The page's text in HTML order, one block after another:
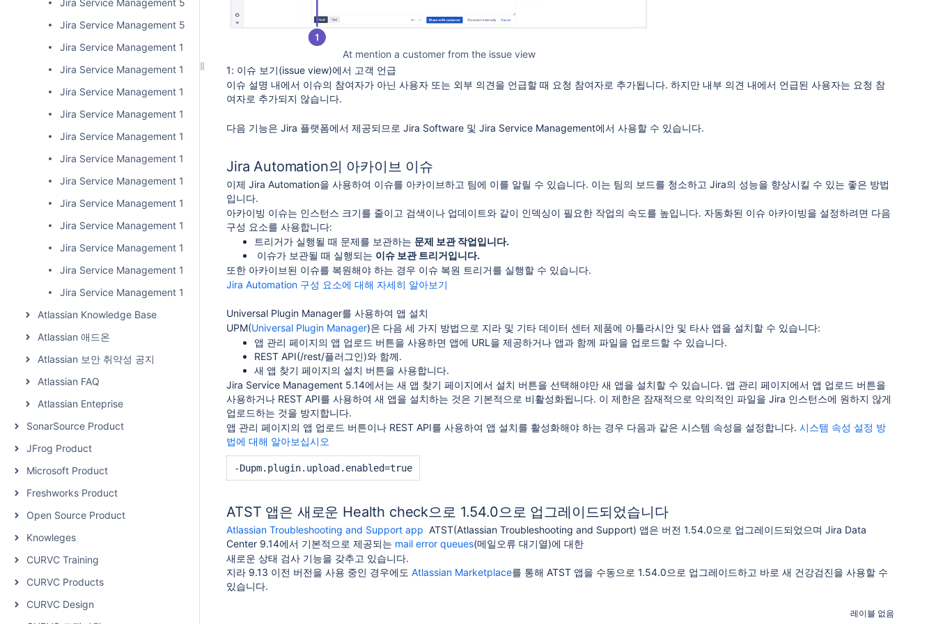
Jira Service Management 5.16.x 릴리즈 노트
Jira Service Management 5.17.x 릴리즈 노트
Jira Service Management 10.0.x 릴리즈 노트
Jira Service Management 10.1.x 릴리즈 노트
Jira Service Management 10.2.x 릴리즈 노트
Jira Service Management 10.3.x (LTS) 릴리즈 노트
Jira Service Management 10.4.x 릴리즈 노트
Jira Service Management 10.5.x 릴리즈 노트
Jira Service Management 10.6.x 릴리즈 노트
Jira Service Management 10.7.x 릴리즈 노트
Jira Service Management 11.0.x 릴리즈 노트
Jira Service Management 11.1.x 릴리즈 노트
Jira Service Management 11.2.x 릴리즈 노트
Jira Service Management 11.3.x 릴리즈 노트
Atlassian Knowledge Base
Atlassian 애드온
Atlassian 보안 취약성 공지
Atlassian FAQ
Atlassian Enteprise
SonarSource Product
JFrog Product
Microsoft Product
Freshworks Product
Open Source Product
Knowleges
CURVC Training
CURVC Products
CURVC Design
At mention a customer from the issue view
1: 이슈 보기(issue view)에서 고객 언급
이슈 설명 내에서 이슈의 참여자가 아닌 사용자 또는 외부 의견을 언급할 때 요청 참여자로 추가됩니다. 하지만 내부 의견 내에서 언급된 사용자는 요청 참
여자로 추가되지 않습니다.
다음 기능은 Jira 플랫폼에서 제공되므로 Jira Software 및 Jira Service Management에서 사용할 수 있습니다.
Jira Automation의 아카이브 이슈
이제 Jira Automation을 사용하여 이슈를 아카이브하고 팀에 이를 알릴 수 있습니다. 이는 팀의 보드를 청소하고 Jira의 성능을 향상시킬 수 있는 좋은 방법
입니다.
아카이빙 이슈는 인스턴스 크기를 줄이고 검색이나 업데이트와 같이 인덱싱이 필요한 작업의 속도를 높입니다. 자동화된 이슈 아카이빙을 설정하려면 다음
구성 요소를 사용합니다:
트리거가 실행될 때 문제를 보관하는 문제 보관 작업입니다.
이슈가 보관될 때 실행되는 이슈 보관 트리거입니다.
또한 아카이브된 이슈를 복원해야 하는 경우 이슈 복원 트리거를 실행할 수 있습니다.
Jira Automation 구성 요소에 대해 자세히 알아보기
Universal Plugin Manager를 사용하여 앱 설치
UPM(Universal Plugin Manager)은 다음 세 가지 방법으로 지라 및 기타 데이터 센터 제품에 아틀라시안 및 타사 앱을 설치할 수 있습니다:
앱 관리 페이지의 앱 업로드 버튼을 사용하면 앱에 URL을 제공하거나 앱과 함께 파일을 업로드할 수 있습니다.
REST API(/rest/플러그인)와 함께.
새 앱 찾기 페이지의 설치 버튼을 사용합니다.
Jira Service Management 5.14에서는 새 앱 찾기 페이지에서 설치 버튼을 선택해야만 새 앱을 설치할 수 있습니다. 앱 관리 페이지에서 앱 업로드 버튼을
사용하거나 REST API를 사용하여 새 앱을 설치하는 것은 기본적으로 비활성화됩니다. 이 제한은 잠재적으로 악의적인 파일을 Jira 인스턴스에 원하지 않게
업로드하는 것을 방지합니다.
앱 관리 페이지의 앱 업로드 버튼이나 REST API를 사용하여 앱 설치를 활성화해야 하는 경우 다음과 같은 시스템 속성을 설정합니다. 시스템 속성 설정 방
법에 대해 알아보십시오
-Dupm.plugin.upload.enabled=true
ATST 앱은 새로운 Health check으로 1.54.0으로 업그레이드되었습니다
Atlassian Troubleshooting and Support app ATST(Atlassian Troubleshooting and Support) 앱은 버전 1.54.0으로 업그레이드되었으며 Jira Data
Center 9.14에서 기본적으로 제공되는 mail error queues(메일오류 대기열)에 대한
새로운 상태 검사 기능을 갖추고 있습니다.
지라 9.13 이전 버전을 사용 중인 경우에도 Atlassian Marketplace를 통해 ATST 앱을 수동으로 1.54.0으로 업그레이드하고 바로 새 건강검진을 사용할 수
있습니다.
레이블 없음